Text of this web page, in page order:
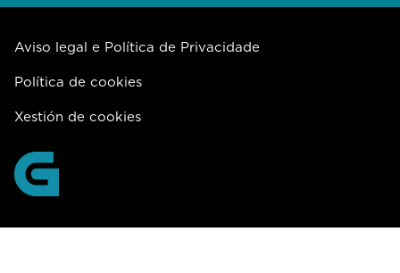
Aviso legal e Política de Privacidade
Política de cookies
Xestión de cookies